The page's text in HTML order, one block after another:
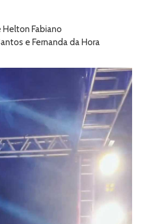
Helton Fabiano
e Fernanda da Hora